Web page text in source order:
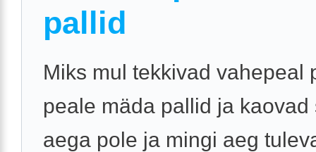
pallid
Miks mul tekkivad vahepeal
peale mäda pallid ja kaovad
aega pole ja mingi aeg